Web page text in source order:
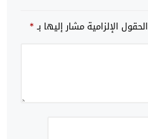
الحقول الإلزامية مشار إليها بـ*